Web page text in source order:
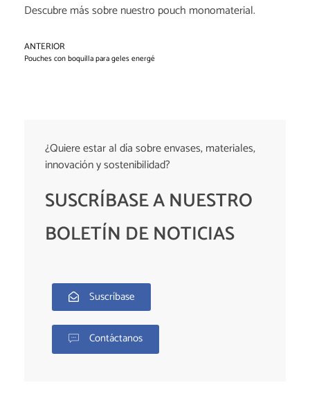
Descubre más sobre nuestro pouch monomaterial.
ANTERIOR
Pouches con boquilla para geles energéticos: una solución...
¿Quiere estar al día sobre envases, materiales,
innovación y sostenibilidad?
SUSCRÍBASE A NUESTRO
BOLETÍN DE NOTICIAS
Suscríbase
Contáctanos